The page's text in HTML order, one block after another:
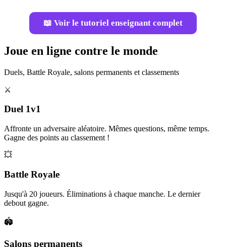
📖 Voir le tutoriel enseignant complet
Joue en ligne contre le monde
Duels, Battle Royale, salons permanents et classements
⚔️
Duel 1v1
Affronte un adversaire aléatoire. Mêmes questions, même temps.
Gagne des points au classement !
💥
Battle Royale
Jusqu'à 20 joueurs. Éliminations à chaque manche. Le dernier
debout gagne.
🏟️
Salons permanents